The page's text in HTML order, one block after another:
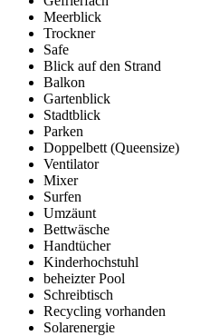
Meerblick
Trockner
Safe
Blick auf den Strand
Balkon
Gartenblick
Stadtblick
Parken
Doppelbett (Queensize)
Ventilator
Mixer
Surfen
Umzäunt
Bettwäsche
Handtücher
Kinderhochstuhl
beheizter Pool
Schreibtisch
Recycling vorhanden
Solarenergie